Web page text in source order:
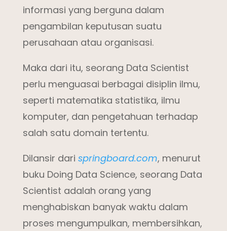
informasi yang berguna dalam
pengambilan keputusan suatu
perusahaan atau organisasi.
Maka dari itu, seorang Data Scientist
perlu menguasai berbagai disiplin ilmu,
seperti matematika statistika, ilmu
komputer, dan pengetahuan terhadap
salah satu domain tertentu.
Dilansir dari springboard.com, menurut
buku Doing Data Science, seorang Data
Scientist adalah orang yang
menghabiskan banyak waktu dalam
proses mengumpulkan, membersihkan,